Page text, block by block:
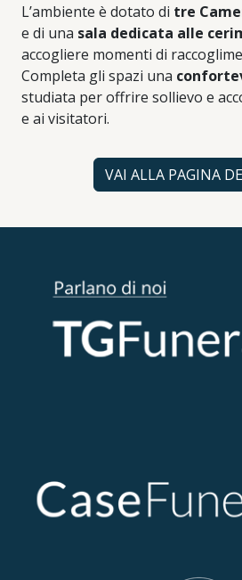
L’ambiente è dotato di tre
e di una sala dedicata alle
accogliere momenti di
Completa gli spazi una
studiata per offrire sollievo e
e ai visitatori.
VAI ALLA PAGINA